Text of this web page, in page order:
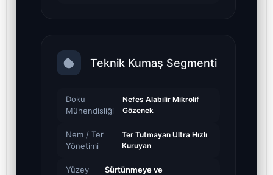
Teknik Kumaş Segmenti
Doku
Mühendisliği
Nefes Alabilir Mikrolif
Gözenek
Nem / Ter
Yönetimi
Ter Tutmayan Ultra Hızlı
Kuruyan
Yüzey
Sürtünmeye ve